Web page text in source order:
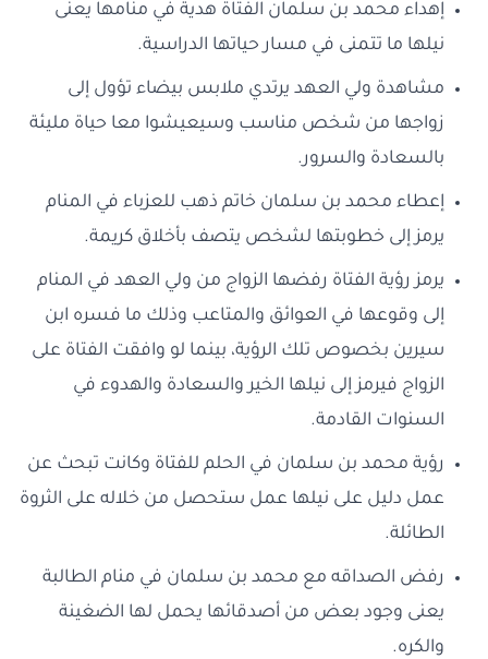
إهداء محمد بن سلمان الفتاة هدية في منامها يعنى
نيلها ما تتمنى في مسار حياتها الدراسية.
مشاهدة ولي العهد يرتدي ملابس بيضاء تؤول إلى
زواجها من شخص مناسب وسيعيشوا معا حياة مليئة
بالسعادة والسرور.
إعطاء محمد بن سلمان خاتم ذهب للعزباء في المنام
يرمز إلى خطوبتها لشخص يتصف بأخلاق كريمة.
يرمز رؤية الفتاة رفضها الزواج من ولي العهد في المنام
إلى وقوعها في العوائق والمتاعب وذلك ما فسره ابن
سيرين بخصوص تلك الرؤية، بينما لو وافقت الفتاة على
الزواج فيرمز إلى نيلها الخير والسعادة والهدوء في
السنوات القادمة.
رؤية محمد بن سلمان في الحلم للفتاة وكانت تبحث عن
عمل دليل على نيلها عمل ستحصل من خلاله على الثروة
الطائلة.
رفض الصداقه مع محمد بن سلمان في منام الطالبة
يعنى وجود بعض من أصدقائها يحمل لها الضغينة
والكره.